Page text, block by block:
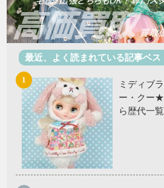
最近、よく読まれている記事ベス
ミディブ
ー・クー★
ら歴代一